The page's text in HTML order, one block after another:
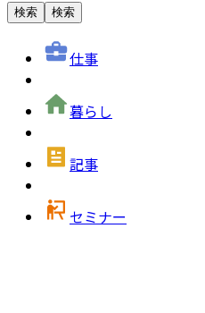
検索 検索
仕事
暮らし
記事
セミナー